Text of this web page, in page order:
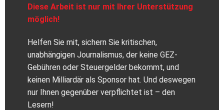
Diese Arbeit ist nur mit Ihrer Unterstützung
möglich!
Helfen Sie mit, sichern Sie kritischen,
unabhängigen Journalismus, der keine GEZ-
Gebühren oder Steuergelder bekommt, und
keinen Milliardär als Sponsor hat. Und deswegen
nur Ihnen gegenüber verpflichtet ist – den
Lesern!